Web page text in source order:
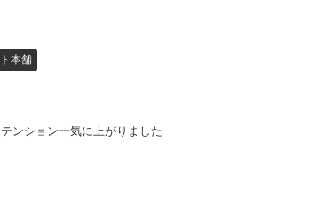
本舗
テンション一気に上がりました